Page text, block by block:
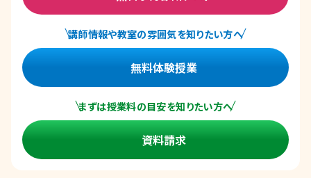
講師情報や教室の雰囲気を知りたい方へ
無料体験授業
まずは授業料の目安を知りたい方へ
資料請求